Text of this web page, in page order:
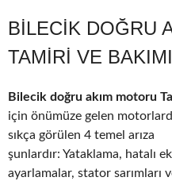
BILECIK DOĞRU
TAMIRI VE BAKIMI
Bilecik doğru akım motoru
için önümüze gelen
sıkça görülen 4 temel arıza
şunlardır: Yataklama, hatalı
ayarlamalar, stator sarımları